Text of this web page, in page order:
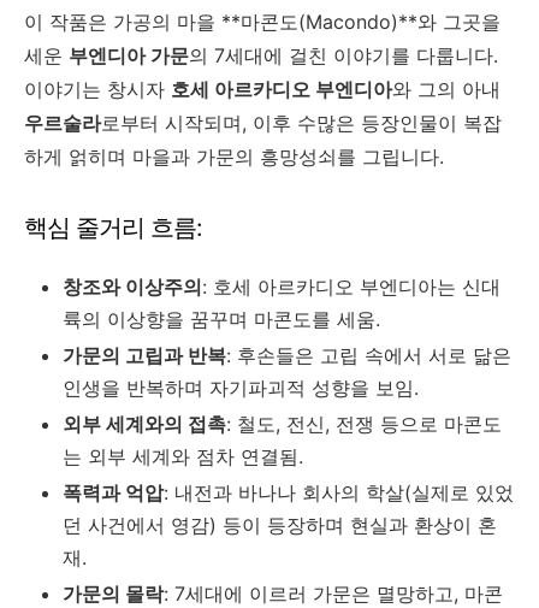
이 작품은 가공의 마을 **마콘도(Macondo)**와 그곳을
세운 부엔디아 가문의 7세대에 걸친 이야기를 다룹니다.
이야기는 창시자 호세 아르카디오 부엔디아와 그의 아내
우르술라로부터 시작되며, 이후 수많은 등장인물이 복잡
하게 얽히며 마을과 가문의 흥망성쇠를 그립니다.
핵심 줄거리 흐름:
창조와 이상주의: 호세 아르카디오 부엔디아는 신대
륙의 이상향을 꿈꾸며 마콘도를 세움.
가문의 고립과 반복: 후손들은 고립 속에서 서로 닮은
인생을 반복하며 자기파괴적 성향을 보임.
외부 세계와의 접촉: 철도, 전신, 전쟁 등으로 마콘도
는 외부 세계와 점차 연결됨.
폭력과 억압: 내전과 바나나 회사의 학살(실제로 있었
던 사건에서 영감) 등이 등장하며 현실과 환상이 혼
재.
가문의 몰락: 7세대에 이르러 가문은 멸망하고, 마콘